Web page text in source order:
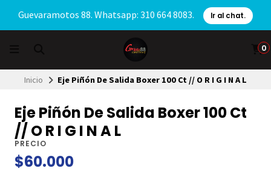
Guevaramotos 88. Whatsapp: 310 664 8083. Ir al chat.
0
Inicio Eje Piñón De Salida Boxer 100 Ct // O R I G I N A L
Eje Piñón De Salida Boxer 100 Ct
// O R I G I N A L
PRECIO
$60.000